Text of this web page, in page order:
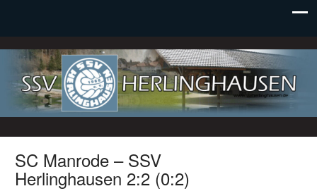
SSV Herlinghausen e. V.
SC Manrode – SSV
Herlinghausen 2:2 (0:2)